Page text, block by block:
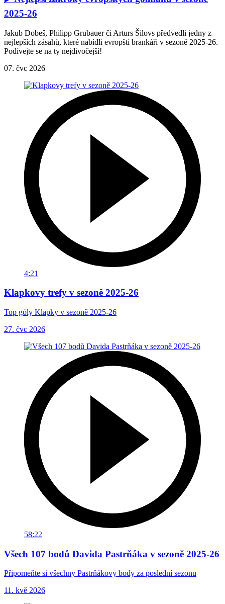
2025-26
Jakub Dobeš, Philipp Grubauer či Arturs Šilovs předvedli jedny z
nejlepších zásahů, které nabídli evropští brankáři v sezoně 2025-26.
Podívejte se na ty nejdivočejší!
07. čvc 2026
4:21
Klapkovy trefy v sezoně 2025-26
Top góly Klapky v sezoně 2025-26
27. čvc 2026
58:22
Všech 107 bodů Davida Pastrňáka v sezoně 2025-26
Připomeňte si všechny Pastrňákovy body za poslední sezonu
11. kvě 2026